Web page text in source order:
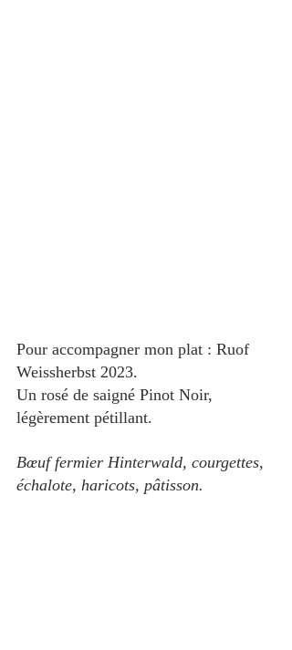
Pour accompagner mon plat : Ruof
Weissherbst 2023.
Un rosé de saigné Pinot Noir,
légèrement pétillant.
Bœuf fermier Hinterwald, courgettes,
échalote, haricots, pâtisson.